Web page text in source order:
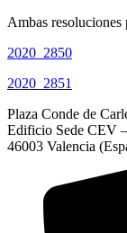
Ambas resoluciones
2020_2850
2020_2851
Plaza Conde de
Edificio Sede CEV
46003 Valencia